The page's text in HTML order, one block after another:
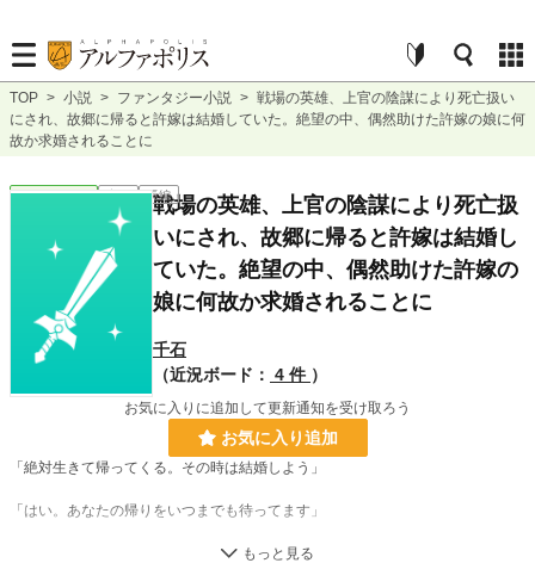
TOP > 小説 > ファンタジー小説 > 戦場の英雄、上官の陰謀により死亡扱い
にされ、故郷に帰ると許嫁は結婚していた。絶望の中、偶然助けた許嫁の娘に何
故か求婚されることに
ファンタジー 完結 長編
戦場の英雄、上官の陰謀により死亡扱
いにされ、故郷に帰ると許嫁は結婚し
ていた。絶望の中、偶然助けた許嫁の
娘に何故か求婚されることに
千石
（近況ボード： 4 件 ）
お気に入りに追加して更新通知を受け取ろう
お気に入り追加
「絶対生きて帰ってくる。その時は結婚しよう」
「はい。あなたの帰りをいつまでも待ってます」
許嫁と涙ながらに約束をした20年後、英雄と呼ばれるまでになったルークだっ